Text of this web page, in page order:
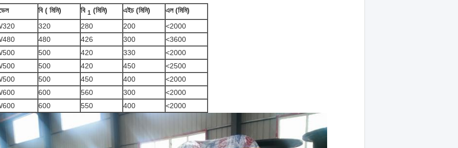
বি ( মিমি) বি 1 (মিমি) এইচ (মিমি)
এল (মিমি)
320 280 200
<2000
480 426 300
<3600
500 420 330
<2000
500 420 450
<2500
500 450 400
<2000
600 560 300
<2000
600 550 400 <2000